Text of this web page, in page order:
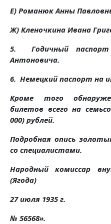
Е) Романюк Анны
Ж) Кленочкина Ивана
5. Годичный
Антоновича.
6. Немецкий паспорт на
Кроме того
билетов всего на
000) рублей.
Подробная опись
со специалистами.
Народный комиссар
(Ягода)
27 июля 1935 г.
№ 56568».